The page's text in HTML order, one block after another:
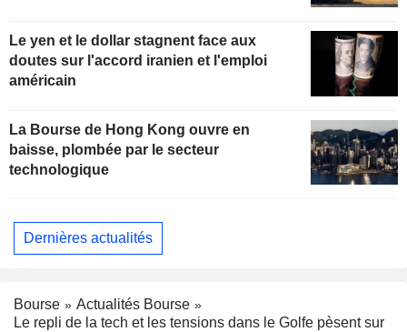
Le yen et le dollar stagnent face aux
doutes sur l'accord iranien et l'emploi
américain
La Bourse de Hong Kong ouvre en
baisse, plombée par le secteur
technologique
Dernières actualités
Bourse
Actualités Bourse
Le repli de la tech et les tensions dans le Golfe pèsent sur